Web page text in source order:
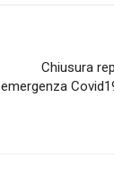
Chiusura
emergenza